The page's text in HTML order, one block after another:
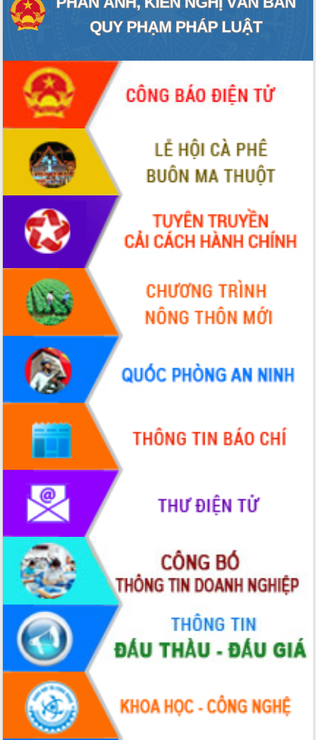
Khởi động Dự án Đầu tư xây dựng hạ
tầng kỹ thuật Cụm công nghiệp Tân
niệm 101 năm Ngày Báo chí Cách
mạng Việt Nam
Đắk Lắk sơ kết 4 năm triển khai thực
hiện Đề án 06 của Chính phủ
Họp báo thông tin về Hội nghị Công bố
Quy hoạch và Xúc tiến đầu tư tỉnh Đắk
Khơi thông điểm nghẽn, đẩy nhanh
giải ngân vốn khắc phục thiên tai
HĐND tỉnh thông qua điều chỉnh Quy
hoạch tỉnh thời kỳ 2021-2030
Hội thảo góp ý hồ sơ điều chỉnh quy
hoạch tỉnh Đắk Lắk thời kỳ 2021-2030,
tầm nhìn đến năm 2050
Nâng cao hiệu quả hoạt động của các
doanh nghiệp nhà nước
Hội nghị triển khai kết nối mạng
truyền số liệu chuyên dùng phục vụ cơ
quan Đảng, Nhà nước
Lễ phát động chuỗi hoạt động chung
tay làm sạch môi trường
Xã Ea Kar bước chuyển mình trong
công tác cải cách hành chính mô hình
UBND tỉnh họp báo định kỳ tháng 4
năm 2026
Hội thảo khoa học “Giải pháp thúc đẩy
phát triển nền kinh tế xanh tại tỉnh
Đắk Lắk”
Tăng cường giám sát, đôn đốc thực
hiện nhiệm vụ quản lý tài sản công
hàng tuần
Tháo gỡ những vướng mắc, đẩy mạnh
công tác cải cách thủ tục hành chính
tại Trung tâm Phục vụ hành chính
công tỉnh
Đắk Lắk: Tôn vinh 46 giải pháp tại Hội
thi Sáng tạo Kỹ thuật 2024 - 2025
Đắk Lắk rà soát, điều chỉnh Đề án 190
về phát triển nuôi trồng thủy sản
Phó Chủ tịch UBND tỉnh Đắk Lắk
Trương Công Thái kiểm tra thực địa
Dự án cao tốc Khánh Hòa - Buôn Ma